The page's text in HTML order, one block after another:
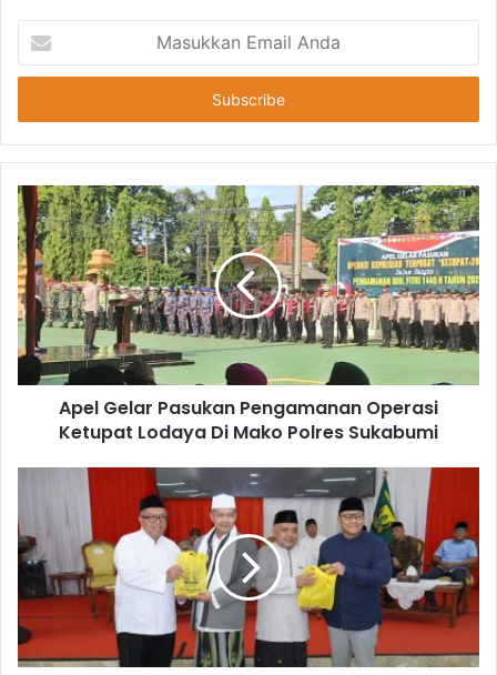
Email
Anda
Apel Gelar Pasukan Pengamanan Operasi
Ketupat Lodaya Di Mako Polres Sukabumi